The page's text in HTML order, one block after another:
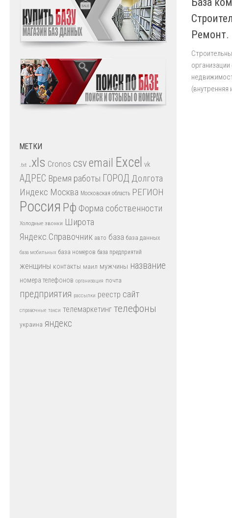
Ремонт.
(внутренняя
МЕТКИ
.txt .xls Cronos csvemail Excel vk
АДРЕС Время работы ГОРОД Долгота
Индекс Москва Московская область РЕГИОН
Россия Рф Форма собственности
Холодные звонки Широта
Яндекс.Справочник авто база база данных
база мобильных база номеров база предприятий
женщины контакты маил мужчины название
номера телефонов организация почта
предприятия рассылки реестр сайт
справочные такси телемаркетинг телефоны
украина яндекс